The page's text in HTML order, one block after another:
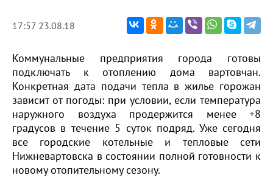
17:57 23.08.18
Коммунальные предприятия города готовы
подключать к отоплению дома вартовчан.
Конкретная дата подачи тепла в жилье горожан
зависит от погоды: при условии, если температура
наружного воздуха продержится менее +8
градусов в течение 5 суток подряд. Уже сегодня
все городские котельные и тепловые сети
Нижневартовска в состоянии полной готовности к
новому отопительному сезону.